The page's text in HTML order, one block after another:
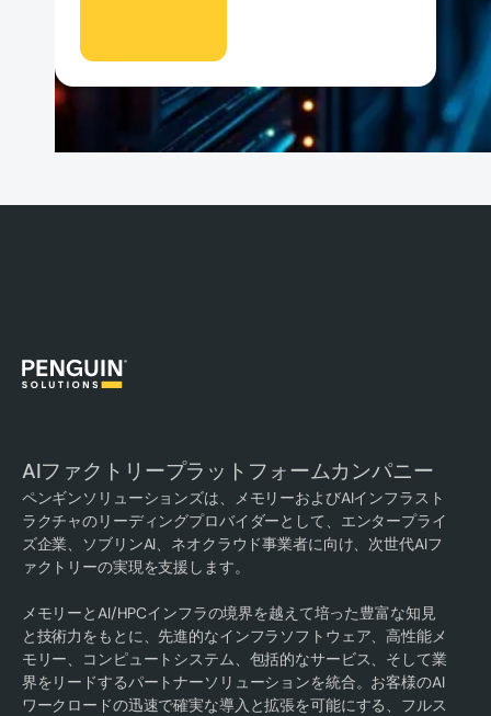
AIファクトリープラットフォームカンパニー
ペンギンソリューションズは、メモリーおよびAIインフラスト
ラクチャのリーディングプロバイダーとして、エンタープライ
ズ企業、ソブリンAI、ネオクラウド事業者に向け、次世代AIフ
ァクトリーの実現を支援します。
メモリーとAI/HPCインフラの境界を越えて培った豊富な知見
と技術力をもとに、先進的なインフラソフトウェア、高性能メ
モリー、コンピュートシステム、包括的なサービス、そして業
界をリードするパートナーソリューションを統合。お客様のAI
ワークロードの迅速で確実な導入と拡張を可能にする、フルス